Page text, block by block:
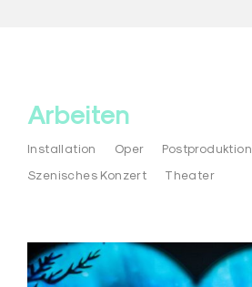
Arbeiten
Installation Oper Postproduktion
Szenisches Konzert
Theater